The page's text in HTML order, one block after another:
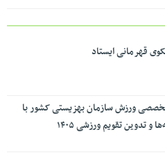
قهرمانی ایستاد
ورزش سازمان بهزیستی کشور با
تدوین تقویم ورزشی ۱۴۰۵